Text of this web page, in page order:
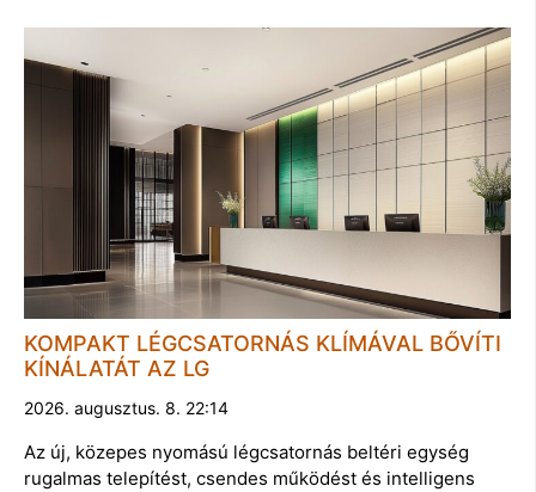
KOMPAKT LÉGCSATORNÁS KLÍMÁVAL BŐVÍTI
KÍNÁLATÁT AZ LG
2026. augusztus. 8. 22:14
Az új, közepes nyomású légcsatornás beltéri egység
rugalmas telepítést, csendes működést és intelligens